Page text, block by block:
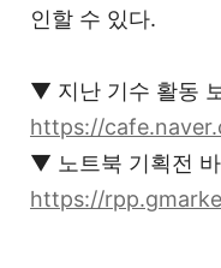
인할 수 있다.
▼ 지난 기수 활동
https://
▼ 노트북 기획전
https://